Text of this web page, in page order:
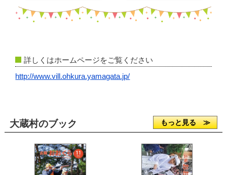
詳しくはホームページをご覧ください
http://www.vill.ohkura.yamagata.jp/
大蔵村のブック もっと見る ≫